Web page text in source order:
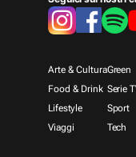
Arte & Cultura
Food & Drink
Lifestyle
Viaggi
Green
Serie
Sport
Tech